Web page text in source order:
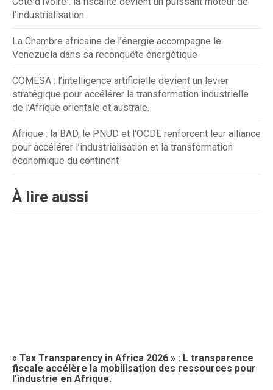
l’industrialisation
La Chambre africaine de l’énergie accompagne le
Venezuela dans sa reconquête énergétique
COMESA : l’intelligence artificielle devient un levier
stratégique pour accélérer la transformation industrielle
de l’Afrique orientale et australe.
Afrique : la BAD, le PNUD et l’OCDE renforcent leur alliance
pour accélérer l’industrialisation et la transformation
économique du continent
À lire aussi
« Tax Transparency in Africa 2026 » : L transparence
fiscale accélère la mobilisation des ressources pour
l’industrie en Afrique.